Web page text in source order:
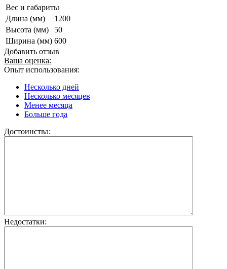
Вес и габариты
Длина (мм)
1200
Высота (мм)
50
Ширина (мм) 600
Добавить отзыв
Ваша оценка:
Опыт использования:
Несколько дней
Несколько месяцев
Менее месяца
Больше года
Достоинства:
Недостатки: